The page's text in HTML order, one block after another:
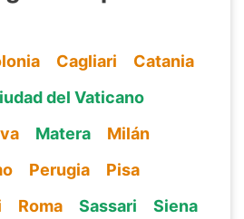
Cagliari
Catania
del Vaticano
Matera
Milán
Perugia
Pisa
Roma Sassari
Siena